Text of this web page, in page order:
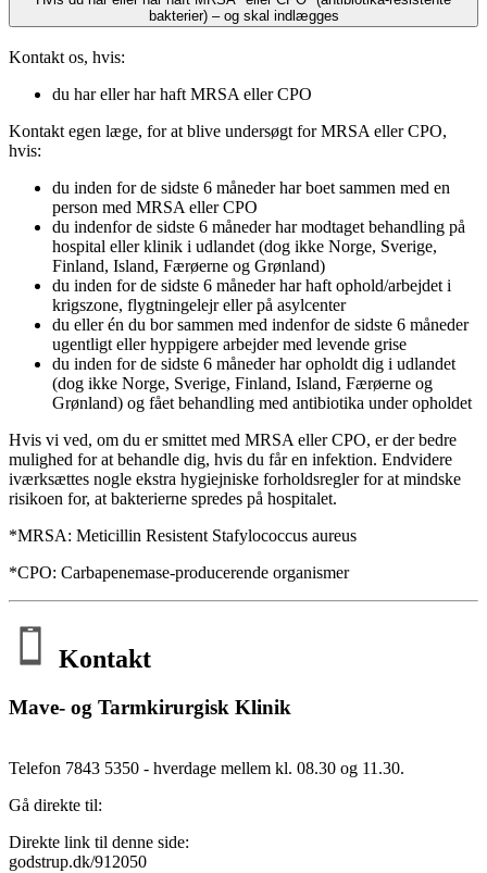
bakterier) – og skal indlægges
Kontakt os, hvis:
du har eller har haft MRSA eller CPO
Kontakt egen læge, for at blive undersøgt for MRSA eller CPO,
hvis:
du inden for de sidste 6 måneder har boet sammen med en
person med MRSA eller CPO
du indenfor de sidste 6 måneder har modtaget behandling på
hospital eller klinik i udlandet (dog ikke Norge, Sverige,
Finland, Island, Færøerne og Grønland)
du inden for de sidste 6 måneder har haft ophold/arbejdet i
krigszone, flygtningelejr eller på asylcenter
du eller én du bor sammen med indenfor de sidste 6 måneder
ugentligt eller hyppigere arbejder med levende grise
du inden for de sidste 6 måneder har opholdt dig i udlandet
(dog ikke Norge, Sverige, Finland, Island, Færøerne og
Grønland) og fået behandling med antibiotika under opholdet
Hvis vi ved, om du er smittet med MRSA eller CPO, er der bedre
mulighed for at behandle dig, hvis du får en infektion. Endvidere
iværksættes nogle ekstra hygiejniske forholdsregler for at mindske
risikoen for, at bakterierne spredes på hospitalet.
*MRSA: Meticillin Resistent Stafylococcus aureus
*CPO: Carbapenemase-producerende organismer
Kontakt
Mave- og Tarmkirurgisk Klinik
Telefon 7843 5350 - hverdage mellem kl. 08.30 og 11.30.
Gå direkte til:
Direkte link til denne side:
godstrup.dk/912050